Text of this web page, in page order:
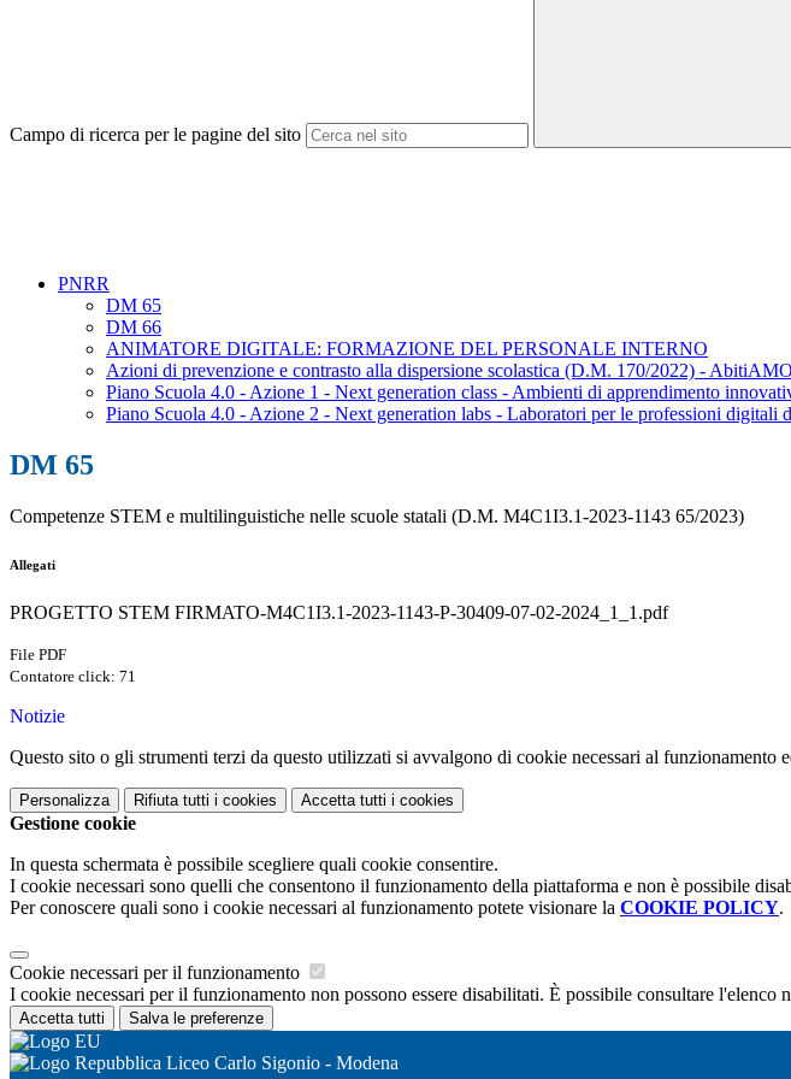
Campo di ricerca per le pagine del sito
PNRR
DM 65
DM 66
ANIMATORE DIGITALE: FORMAZIONE DEL PERSONALE INTERNO
Azioni di prevenzione e contrasto alla dispersione scolastica (D.M. 170/2022) -
Piano Scuola 4.0 - Azione 1 - Next generation class - Ambienti di apprendimento
Piano Scuola 4.0 - Azione 2 - Next generation labs - Laboratori per le professioni
DM 65
Competenze STEM e multilinguistiche nelle scuole statali (D.M. M4C1I3.1-2023-1143 65/2023)
Allegati
PROGETTO STEM FIRMATO-M4C1I3.1-2023-1143-P-30409-07-02-2024_1_1.pdf
File PDF
Contatore click: 71
Notizie
Questo sito o gli strumenti terzi da questo utilizzati si avvalgono di cookie necessari al funzionamento
Personalizza Rifiuta tutti i cookies Accetta tutti i cookies
Gestione cookie
In questa schermata è possibile scegliere quali cookie consentire.
I cookie necessari sono quelli che consentono il funzionamento della piattaforma e non è possibile
Per conoscere quali sono i cookie necessari al funzionamento potete visionare la COOKIE POLICY.
Cookie necessari per il funzionamento
I cookie necessari per il funzionamento non possono essere disabilitati. È possibile consultare l'elenco
Accetta tutti Salva le preferenze
Liceo Carlo Sigonio - Modena